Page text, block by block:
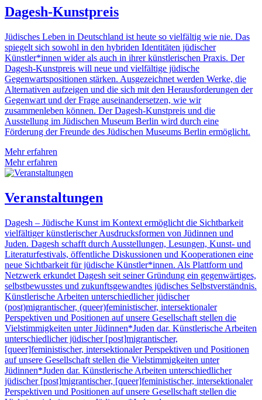
Dagesh-Kunstpreis
Jüdisches Leben in Deutschland ist heute so vielfältig wie nie. Das
spiegelt sich sowohl in den hybriden Identitäten jüdischer
Künstler*innen wider als auch in ihrer künstlerischen Praxis. Der
Dagesh-Kunstpreis will neue und vielfältige jüdische
Gegenwartspositionen stärken. Ausgezeichnet werden Werke, die
Alternativen aufzeigen und die sich mit den Herausforderungen der
Gegenwart und der Frage auseinandersetzen, wie wir
zusammenleben können. Der Dagesh-Kunstpreis und die
Ausstellung im Jüdischen Museum Berlin wird durch eine
Förderung der Freunde des Jüdischen Museums Berlin ermöglicht.
Mehr erfahren
Mehr erfahren
Veranstaltungen
Dagesh – Jüdische Kunst im Kontext ermöglicht die Sichtbarkeit
vielfältiger künstlerischer Ausdrucksformen von Jüdinnen und
Juden. Dagesh schafft durch Ausstellungen, Lesungen, Kunst- und
Literaturfestivals, öffentliche Diskussionen und Kooperationen eine
neue Sichtbarkeit für jüdische Künstler*innen. Als Plattform und
Netzwerk erkundet Dagesh seit seiner Gründung ein gegenwärtiges,
selbstbewusstes und zukunftsgewandtes jüdisches Selbstverständnis.
Künstlerische Arbeiten unterschiedlicher jüdischer
(post)migrantischer, (queer)feministischer, intersektionaler
Perspektiven und Positionen auf unsere Gesellschaft stellen die
Vielstimmigkeiten unter Jüdinnen*Juden dar. Künstlerische Arbeiten
unterschiedlicher jüdischer [post]migrantischer,
[queer]feministischer, intersektionaler Perspektiven und Positionen
auf unsere Gesellschaft stellen die Vielstimmigkeiten unter
Jüdinnen*Juden dar. Künstlerische Arbeiten unterschiedlicher
jüdischer [post]migrantischer, [queer]feministischer, intersektionaler
Perspektiven und Positionen auf unsere Gesellschaft stellen die